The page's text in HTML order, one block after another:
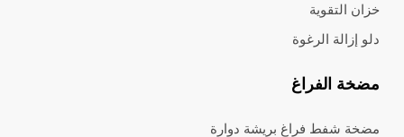
خزان التقوية
دلو إزالة الرغوة
مضخة الفراغ
مضخة شفط فراغ بريشة دوارة